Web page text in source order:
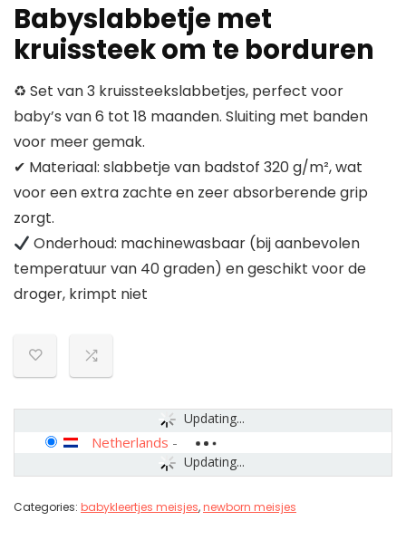
Babyslabbetje met
kruissteek om te borduren
♻ Set van 3 kruissteekslabbetjes, perfect voor
baby’s van 6 tot 18 maanden. Sluiting met banden
voor meer gemak.
✔ Materiaal: slabbetje van badstof 320 g/m², wat
voor een extra zachte en zeer absorberende grip
zorgt.
Onderhoud: machinewasbaar (bij aanbevolen
temperatuur van 40 graden) en geschikt voor de
droger, krimpt niet
Updating...
Updating...
Netherlands -
Categories: babykleertjes meisjes,newborn meisjes